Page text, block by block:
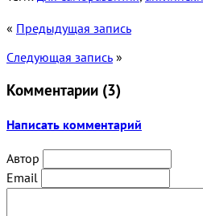
« Предыдущая запись
Следующая запись »
Комментарии (3)
Написать комментарий
Автор
Email